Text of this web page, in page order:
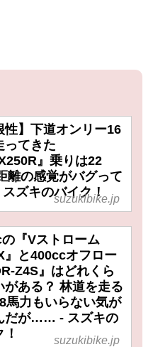
性】下道オンリー16
ってきた
』乗りは22
離の感覚がバグって
ズキのバイク！
suzukibike.jp
『Vストローム
』と400ccオフロー
Z4S』はどれくら
がある？ 林道を走る
馬力もいらない気が
だが…… - スズキの
suzukibike.jp